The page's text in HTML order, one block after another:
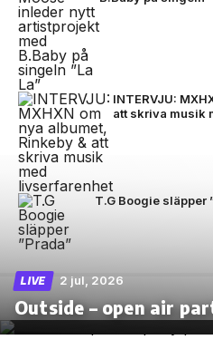
INTERVJU:
att skriva musik
T.G Boogie släpper
LIVE 2 jul, 2026
Outside – open air